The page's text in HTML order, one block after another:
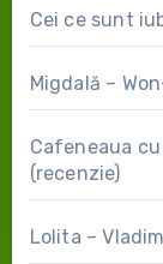
Cei ce sunt
Migdală –
Cafeneaua
(recenzie)
Lolita –